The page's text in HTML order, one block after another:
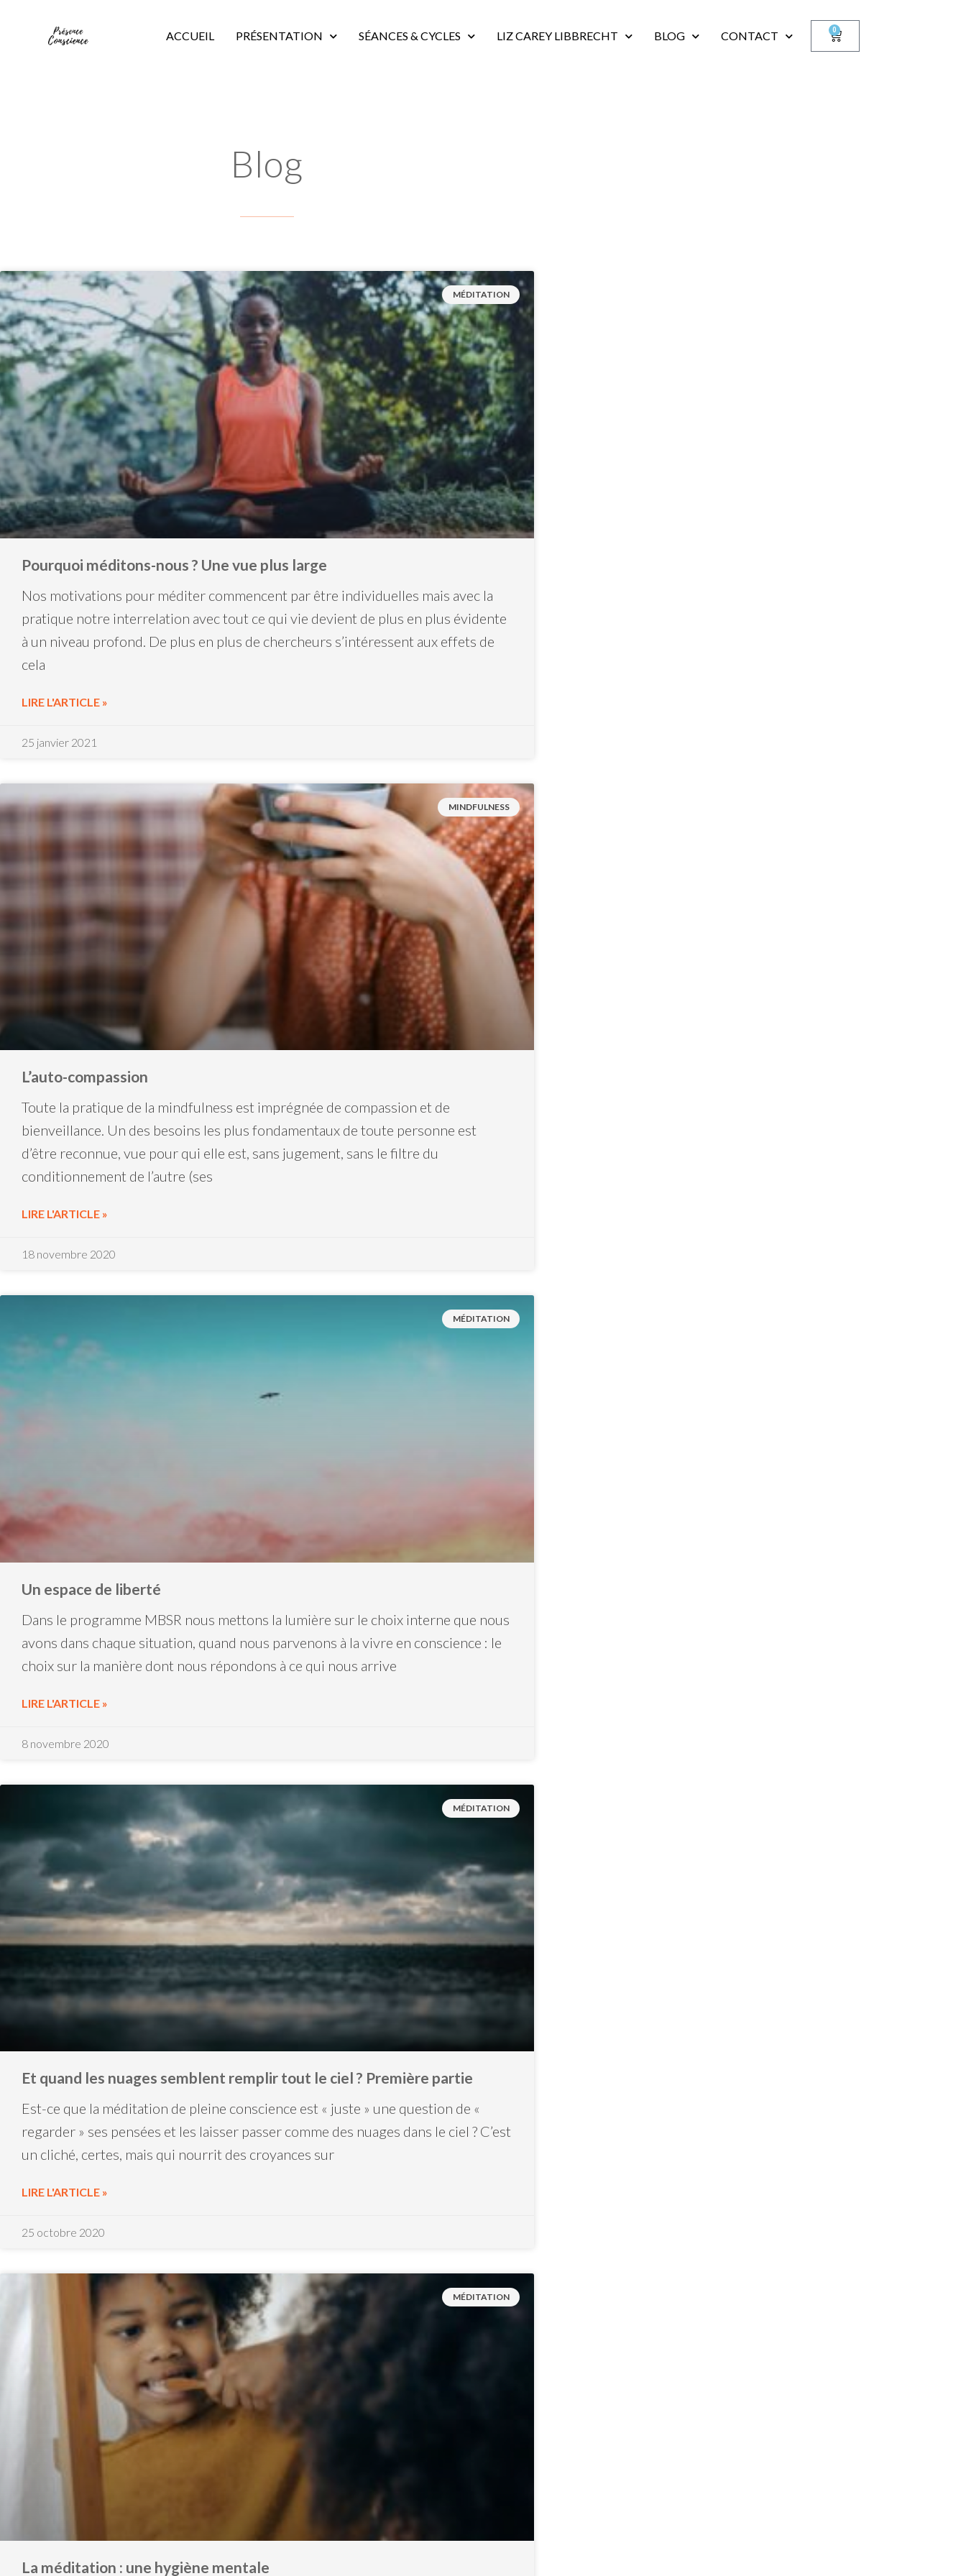
ACCUEIL PRÉSENTATION SÉANCES & CYCLES LIZ CAREY LIBBRECHT BLOG CONTACT 0
Blog
MÉDITATION
Pourquoi méditons-nous ? Une vue plus large
Nos motivations pour méditer commencent par être individuelles mais avec la
pratique notre interrelation avec tout ce qui vie devient de plus en plus évidente
à un niveau profond. De plus en plus de chercheurs s’intéressent aux effets de
cela
LIRE L'ARTICLE »
25 janvier 2021
MINDFULNESS
L’auto-compassion
Toute la pratique de la mindfulness est imprégnée de compassion et de
bienveillance. Un des besoins les plus fondamentaux de toute personne est
d’être reconnue, vue pour qui elle est, sans jugement, sans le filtre du
conditionnement de l’autre (ses
LIRE L'ARTICLE »
18 novembre 2020
MÉDITATION
Un espace de liberté
Dans le programme MBSR nous mettons la lumière sur le choix interne que nous
avons dans chaque situation, quand nous parvenons à la vivre en conscience : le
choix sur la manière dont nous répondons à ce qui nous arrive
LIRE L'ARTICLE »
8 novembre 2020
MÉDITATION
Et quand les nuages semblent remplir tout le ciel ? Première partie
Est-ce que la méditation de pleine conscience est « juste » une question de «
regarder » ses pensées et les laisser passer comme des nuages dans le ciel ? C’est
un cliché, certes, mais qui nourrit des croyances sur
LIRE L'ARTICLE »
25 octobre 2020
MÉDITATION
La méditation : une hygiène mentale